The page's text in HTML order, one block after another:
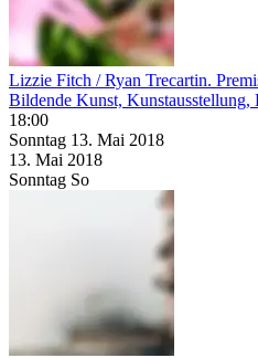
Lizzie Fitch / Ryan Trecartin.
Bildende Kunst, Kunstausstellung,
18:00
Sonntag 13. Mai 2018
13. Mai 2018
Sonntag So